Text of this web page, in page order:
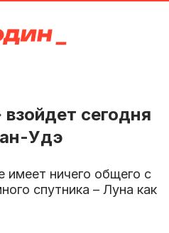
сегодня
Удэ
имеет ничего общего с
спутника – Луна как